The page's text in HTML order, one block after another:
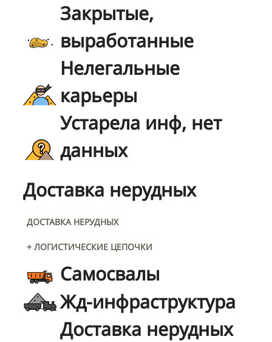
Закрытые,
выработанные
Нелегальные
карьеры
Устарела инф, нет
данных
Доставка нерудных
ДОСТАВКА НЕРУДНЫХ
+ ЛОГИСТИЧЕСКИЕ ЦЕПОЧКИ
Самосвалы
Жд-инфраструктура
Доставка нерудных